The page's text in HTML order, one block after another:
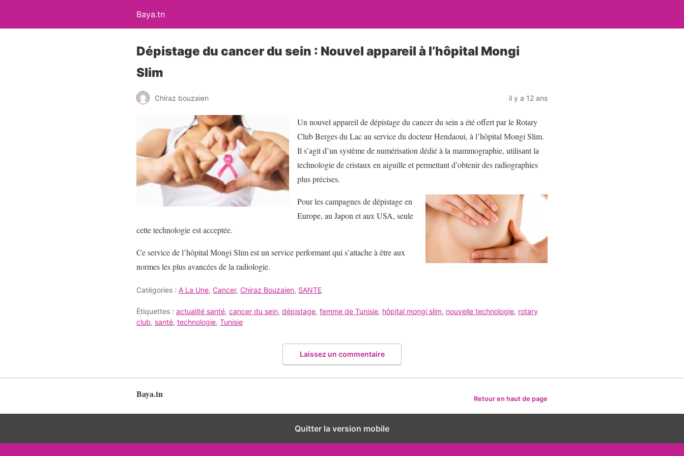
Baya.tn
Dépistage du cancer du sein : Nouvel appareil à l’hôpital Mongi
Slim
Chiraz bouzaien il y a 12 ans
Un nouvel appareil de dépistage du cancer du sein a été offert par le Rotary
Club Berges du Lac au service du docteur Hendaoui, à l’hôpital Mongi Slim.
Il s’agit d’un système de numérisation dédié à la mammographie, utilisant la
technologie de cristaux en aiguille et permettant d’obtenir des radiographies
plus précises.
Pour les campagnes de dépistage en
Europe, au Japon et aux USA, seule
cette technologie est acceptée.
Ce service de l’hôpital Mongi Slim est un service performant qui s’attache à être aux
normes les plus avancées de la radiologie.
Catégories : A La Une, Cancer, Chiraz Bouzaien, SANTE
Étiquettes : actualité santé, cancer du sein, dépistage, femme de Tunisie, hôpital mongi slim, nouvelle technologie, rotary
club, santé, technologie, Tunisie
Laissez un commentaire
Baya.tn Retour en haut de page
Quitter la version mobile